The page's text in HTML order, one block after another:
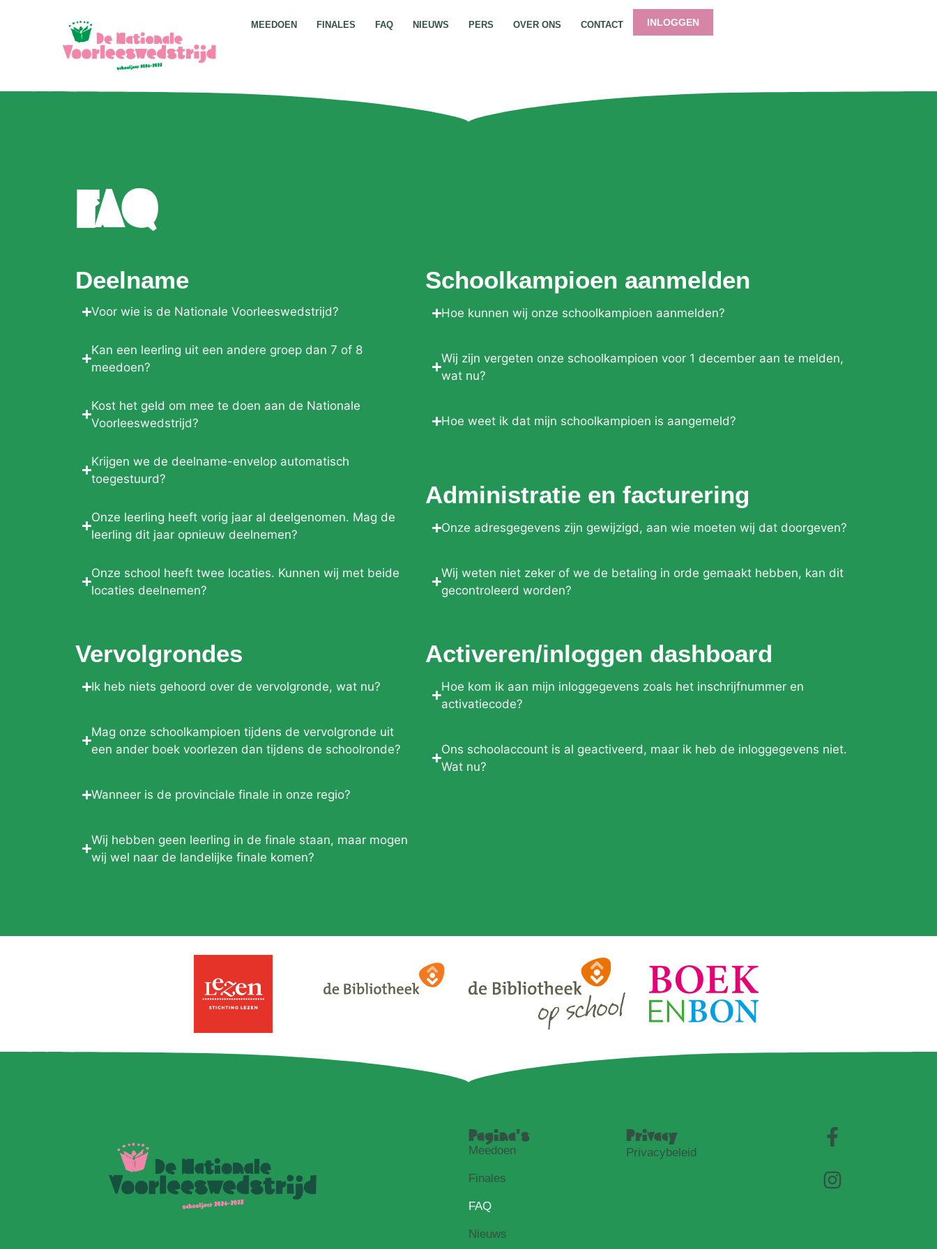
MEEDOEN FINALES FAQ NIEUWS PERS OVER ONS CONTACT INLOGGEN
FAQ
Deelname
Voor wie is de Nationale Voorleeswedstrijd?
Kan een leerling uit een andere groep dan 7 of 8
meedoen?
Kost het geld om mee te doen aan de Nationale
Voorleeswedstrijd?
Krijgen we de deelname-envelop automatisch
toegestuurd?
Onze leerling heeft vorig jaar al deelgenomen. Mag de
leerling dit jaar opnieuw deelnemen?
Onze school heeft twee locaties. Kunnen wij met beide
locaties deelnemen?
Vervolgrondes
Ik heb niets gehoord over de vervolgronde, wat nu?
Mag onze schoolkampioen tijdens de vervolgronde uit
een ander boek voorlezen dan tijdens de schoolronde?
Wanneer is de provinciale finale in onze regio?
Wij hebben geen leerling in de finale staan, maar mogen
wij wel naar de landelijke finale komen?
Schoolkampioen aanmelden
Hoe kunnen wij onze schoolkampioen aanmelden?
Wij zijn vergeten onze schoolkampioen voor 1 december aan te melden,
wat nu?
Hoe weet ik dat mijn schoolkampioen is aangemeld?
Administratie en facturering
Onze adresgegevens zijn gewijzigd, aan wie moeten wij dat doorgeven?
Wij weten niet zeker of we de betaling in orde gemaakt hebben, kan dit
gecontroleerd worden?
Activeren/inloggen dashboard
Hoe kom ik aan mijn inloggegevens zoals het inschrijfnummer en
activatiecode?
Ons schoolaccount is al geactiveerd, maar ik heb de inloggegevens niet.
Wat nu?
Pagina's
Meedoen
Finales
FAQ
Nieuws
Privacy
Privacybeleid